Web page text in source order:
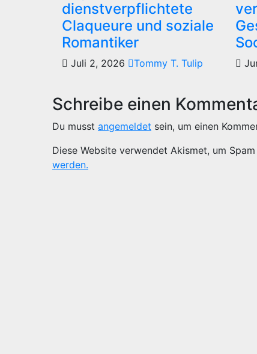
dienstverpflichtete
Claqueure und soziale
Romantiker
Juli 2, 2026 Tommy T. Tulip
Schreibe einen
Du musst angemeldet sein, um einen
Diese Website verwendet Akismet, um
werden.